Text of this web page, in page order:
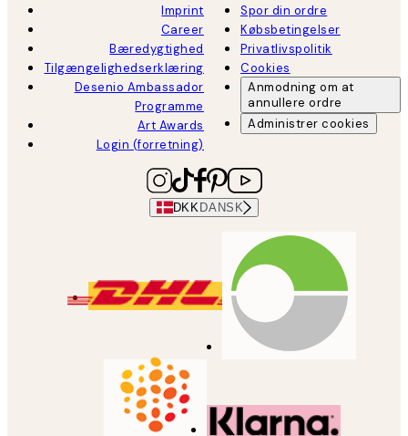
Imprint
Career
Bæredygtighed
Tilgængelighedserklæring
Desenio Ambassador
Programme
Art Awards
Login (forretning)
Spor din ordre
Købsbetingelser
Privatlivspolitik
Cookies
Anmodning om at
annullere ordre
Administrer cookies
DKK DANSK